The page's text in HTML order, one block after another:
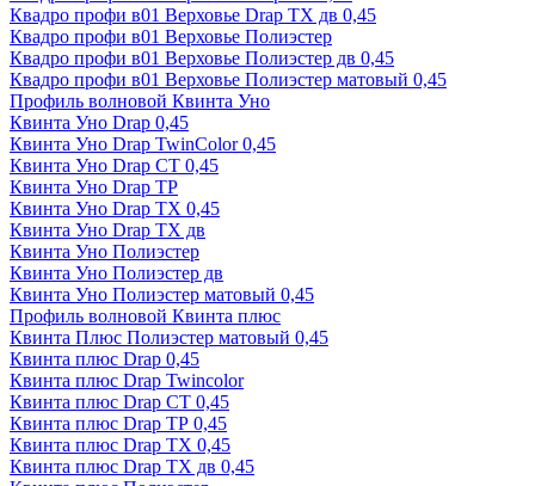
Квадро профи в01 Верховье Drap ТХ дв 0,45
Квадро профи в01 Верховье Полиэстер
Квадро профи в01 Верховье Полиэстер дв 0,45
Квадро профи в01 Верховье Полиэстер матовый 0,45
Профиль волновой Квинта Уно
Квинта Уно Drap 0,45
Квинта Уно Drap TwinColor 0,45
Квинта Уно Drap СТ 0,45
Квинта Уно Drap ТР
Квинта Уно Drap ТХ 0,45
Квинта Уно Drap ТХ дв
Квинта Уно Полиэстер
Квинта Уно Полиэстер дв
Квинта Уно Полиэстер матовый 0,45
Профиль волновой Квинта плюс
Квинта Плюс Полиэстер матовый 0,45
Квинта плюс Drap 0,45
Квинта плюс Drap Twincolor
Квинта плюс Drap СТ 0,45
Квинта плюс Drap ТР 0,45
Квинта плюс Drap ТХ 0,45
Квинта плюс Drap ТХ дв 0,45